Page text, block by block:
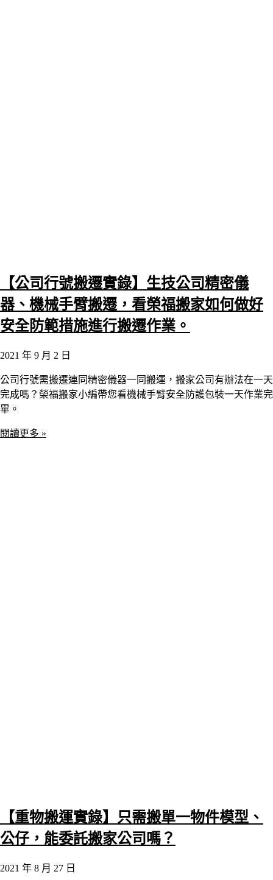
【公司行號搬遷實錄】生技公司精密儀
器、機械手臂搬遷，看榮福搬家如何做好
安全防範措施進行搬遷作業。
2021 年 9 月 2 日
公司行號需搬遷連同精密儀器一同搬運，搬家公司有辦法在一天
完成嗎？榮福搬家小編帶您看機械手臂安全防護包裝一天作業完
畢。
閱讀更多 »
【重物搬運實錄】只需搬單一物件模型、
公仔，能委託搬家公司嗎？
2021 年 8 月 27 日